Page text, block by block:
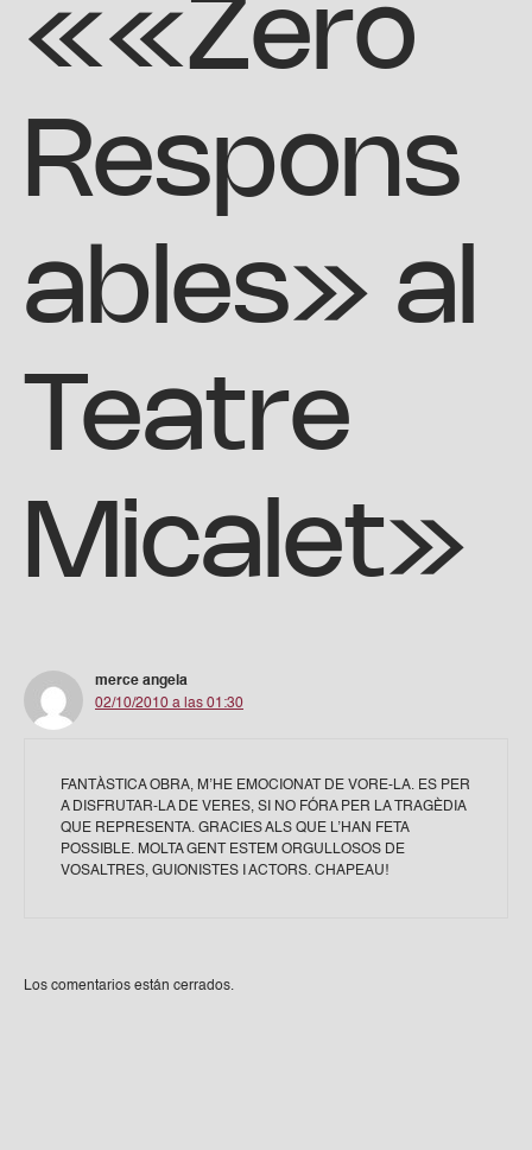
««Zero
Respons
ables» al
Teatre
Micalet»
merce angela
02/10/2010 a las 01:30
FANTÀSTICA OBRA, M’HE EMOCIONAT DE VORE-LA. ES PER
A DISFRUTAR-LA DE VERES, SI NO FÓRA PER LA TRAGÈDIA
QUE REPRESENTA. GRACIES ALS QUE L’HAN FETA
POSSIBLE. MOLTA GENT ESTEM ORGULLOSOS DE
VOSALTRES, GUIONISTES I ACTORS. CHAPEAU!
Los comentarios están cerrados.